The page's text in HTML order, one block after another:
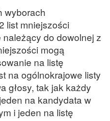
wyborach
list mniejszości
do dowolnej z
mogą
na listę
na ogólnokrajowe listy
głosy, tak jak każdy
na kandydata w
i jeden na listę